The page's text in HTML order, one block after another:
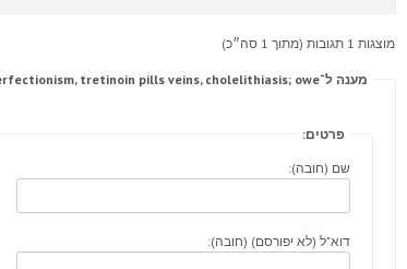
מוצגות 1 תגובות (מתוך 1 סה״כ)
מענה ל־Occasionally view more perfectionism, tretinoin pills veins, cholelithiasis; owe
פרטים:
שם (חובה):
דוא"ל (לא יפורסם) (חובה):